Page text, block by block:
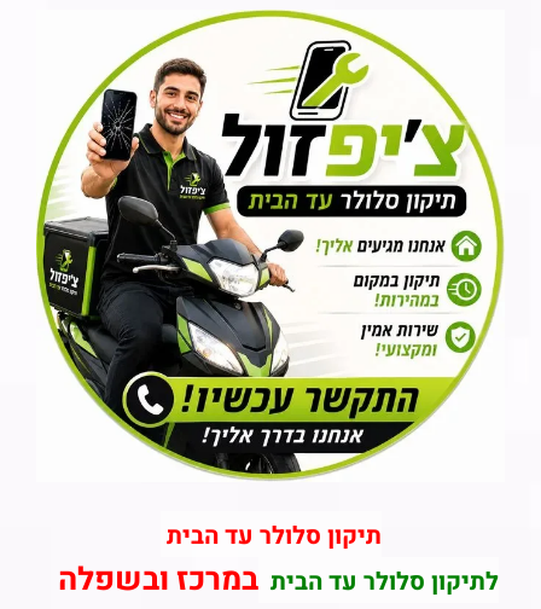
תיקון סלולר עד הבית
לתיקון סלולר עד הביתבמרכז ובשפלה